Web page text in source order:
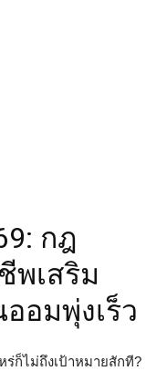
กฎ
พเสริม
อมพุ่งเร็ว
ร่ก็ไม่ถึงเป้าหมายสักที?